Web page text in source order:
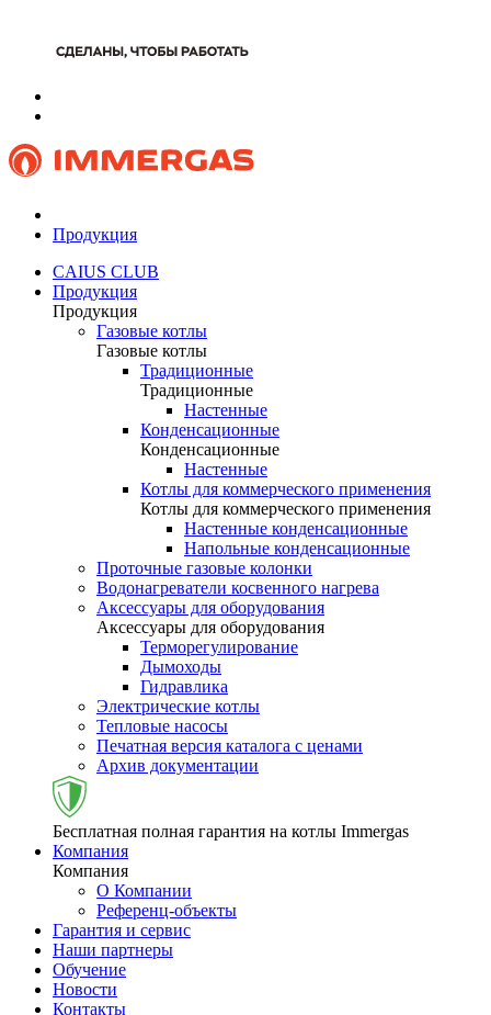
Продукция
CAIUS CLUB
Продукция
Продукция
Газовые котлы
Газовые котлы
Традиционные
Традиционные
Настенные
Конденсационные
Конденсационные
Настенные
Котлы для коммерческого применения
Котлы для коммерческого применения
Настенные конденсационные
Напольные конденсационные
Проточные газовые колонки
Водонагреватели косвенного нагрева
Аксессуары для оборудования
Аксессуары для оборудования
Терморегулирование
Дымоходы
Гидравлика
Электрические котлы
Тепловые насосы
Печатная версия каталога с ценами
Архив документации
Бесплатная полная гарантия на котлы Immergas
Компания
Компания
О Компании
Референц-объекты
Гарантия и сервис
Наши партнеры
Обучение
Новости
Контакты